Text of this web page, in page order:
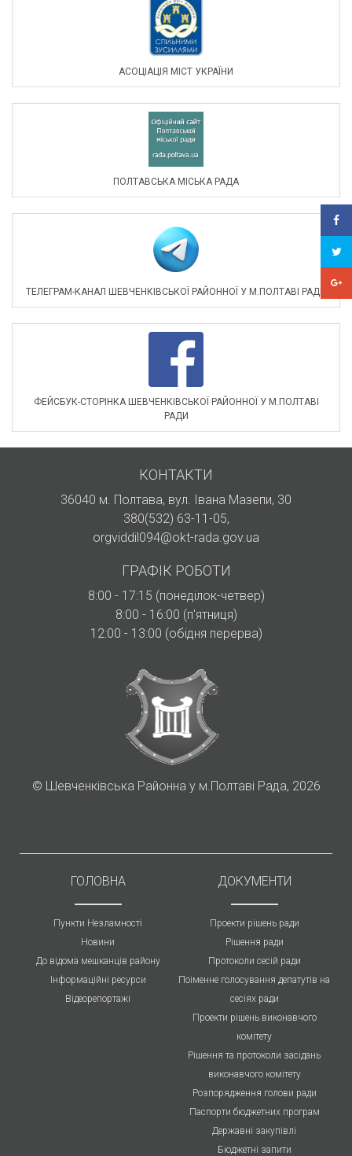
АСОЦIАЦIЯ МIСТ УКРАЇНИ
ПОЛТАВСЬКА МІСЬКА РАДА
ТЕЛЕГРАМ-КАНАЛ ШЕВЧЕНКІВСЬКОЇ РАЙОННОЇ У М.ПОЛТАВІ РАДИ
ФЕЙСБУК-СТОРІНКА ШЕВЧЕНКІВСЬКОЇ РАЙОННОЇ У М.ПОЛТАВІ
РАДИ
КОНТАКТИ
36040 м. Полтава, вул. Івана Мазепи, 30
380(532) 63-11-05,
orgviddil094@okt-rada.gov.ua
ГРАФІК РОБОТИ
8:00 - 17:15 (понеділок-четвер)
8:00 - 16:00 (п'ятниця)
12:00 - 13:00 (обідня перерва)
© Шевченківська Районна у м.Полтаві Рада, 2026
ГОЛОВНА
Пункти Незламності
Новини
До відома мешканців району
Інформаційні ресурси
Відеорепортажі
ДОКУМЕНТИ
Проекти рішень ради
Рішення ради
Протоколи cесій ради
Поіменне голосування депатутів на
сесіях ради
Проекти рішень виконавчого
комітету
Рішення та протоколи засідань
виконавчого комітету
Розпорядження голови ради
Паспорти бюджетних програм
Державні закупівлі
Бюджетні запити